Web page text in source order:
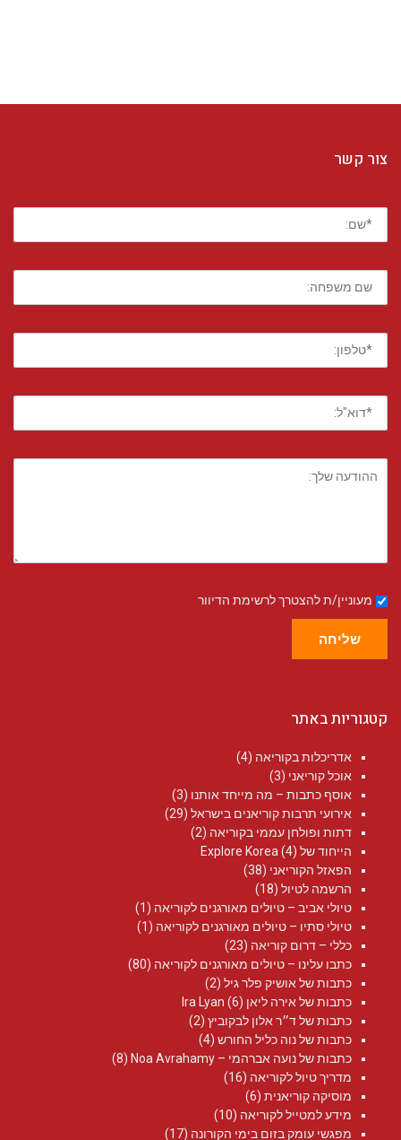
צור קשר
מעוניין/ת להצטרך לרשימת הדיוור
שליחה
קטגוריות באתר
אדריכלות בקוריאה (4)
אוכל קוריאני (3)
אוסף כתבות – מה מייחד אותנו (3)
אירועי תרבות קוריאנים בישראל (29)
דתות ופולחן עממי בקוריאה (2)
הייחוד של Explore Korea (4)
הפאזל הקוריאני (38)
הרשמה לטיול (18)
טיולי אביב – טיולים מאורגנים לקוריאה (1)
טיולי סתיו – טיולים מאורגנים לקוריאה (1)
כללי – דרום קוריאה (23)
כתבו עלינו – טיולים מאורגנים לקוריאה (80)
כתבות של אושיק פלר גיל (2)
כתבות של אירה ליאן Ira Lyan (6)
כתבות של ד״ר אלון לבקוביץ (2)
כתבות של נוה כליל החורש (4)
כתבות של נועה אברהמי – Noa Avrahamy‏
(8)
מדריך טיול לקוריאה (16)
מוסיקה קוריאנית (6)
מידע למטייל לקוריאה (10)
מפגשי עומק בזום בימי הקורונה (17)